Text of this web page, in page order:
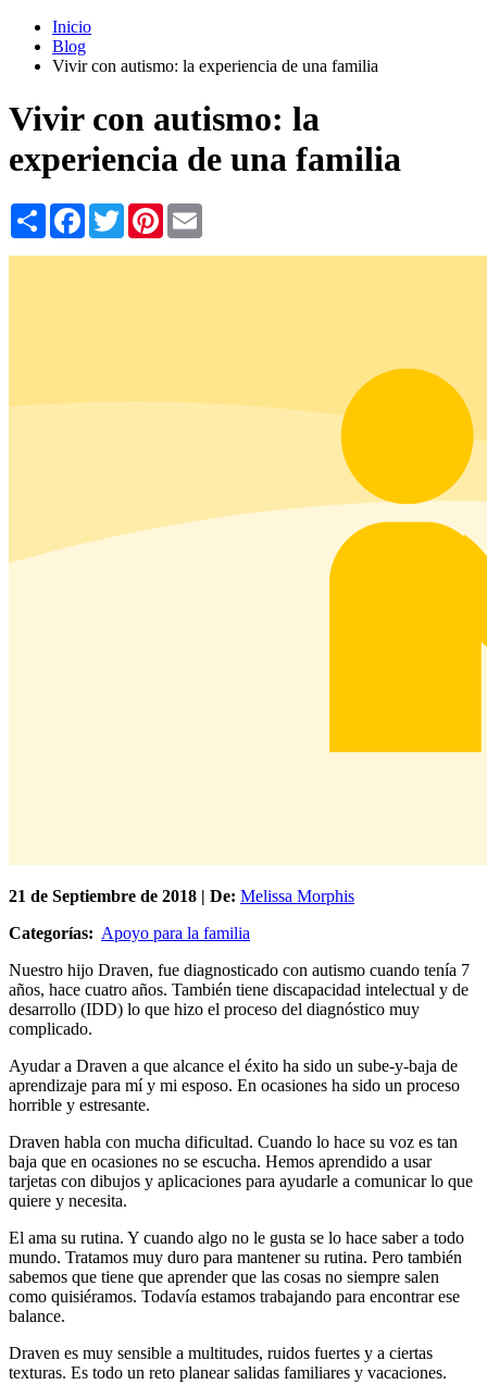
Inicio
Blog
Vivir con autismo: la experiencia de una familia
Vivir con autismo: la
experiencia de una familia
Share Facebook
TwitterPinterest
21 de Septiembre de 2018 | De: Melissa Morphis
Categorías: Apoyo para la familia
Nuestro hijo Draven, fue diagnosticado con autismo cuando tenía 7
años, hace cuatro años. También tiene discapacidad intelectual y de
desarrollo (IDD) lo que hizo el proceso del diagnóstico muy
complicado.
Ayudar a Draven a que alcance el éxito ha sido un sube-y-baja de
aprendizaje para mí y mi esposo. En ocasiones ha sido un proceso
horrible y estresante.
Draven habla con mucha dificultad. Cuando lo hace su voz es tan
baja que en ocasiones no se escucha. Hemos aprendido a usar
tarjetas con dibujos y aplicaciones para ayudarle a comunicar lo que
quiere y necesita.
El ama su rutina. Y cuando algo no le gusta se lo hace saber a todo
mundo. Tratamos muy duro para mantener su rutina. Pero también
sabemos que tiene que aprender que las cosas no siempre salen
como quisiéramos. Todavía estamos trabajando para encontrar ese
balance.
Draven es muy sensible a multitudes, ruidos fuertes y a ciertas
texturas. Es todo un reto planear salidas familiares y vacaciones.